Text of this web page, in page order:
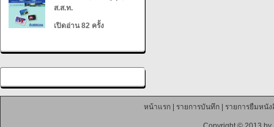
ส.ส.ท.
เปิดอ่าน 82 ครั้ง
หน้าแรก| รายการบันทึก| รายการยืมหนัง